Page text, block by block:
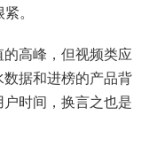
。
高峰，但视频类应
据和进榜的产品背
时间，换言之也是